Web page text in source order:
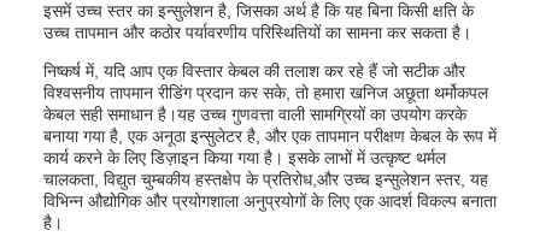
इसमें उच्च स्तर का इन्सुलेशन है, जिसका अर्थ है कि यह बिना किसी क्षति के
उच्च तापमान और कठोर पर्यावरणीय परिस्थितियों का सामना कर सकता है।
निष्कर्ष में, यदि आप एक विस्तार केबल की तलाश कर रहे हैं जो सटीक और
विश्वसनीय तापमान रीडिंग प्रदान कर सके, तो हमारा खनिज अछूता थर्मोकपल
केबल सही समाधान है।यह उच्च गुणवत्ता वाली सामग्रियों का उपयोग करके
बनाया गया है, एक अनूठा इन्सुलेटर है, और एक तापमान परीक्षण केबल के रूप में
कार्य करने के लिए डिज़ाइन किया गया है। इसके लाभों में उत्कृष्ट थर्मल
चालकता, विद्युत चुम्बकीय हस्तक्षेप के प्रतिरोध,और उच्च इन्सुलेशन स्तर, यह
विभिन्न औद्योगिक और प्रयोगशाला अनुप्रयोगों के लिए एक आदर्श विकल्प बनाता
है।